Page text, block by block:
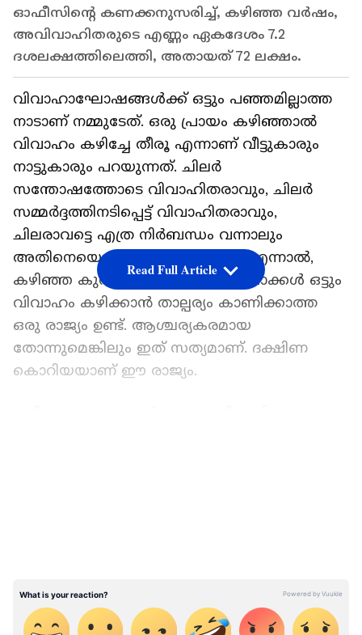
ഓഫീസിന്റെ കണക്കനുസരിച്ച്, കഴിഞ്ഞ വർഷം,
അവിവാഹിതരുടെ എണ്ണം ഏകദേശം 7.2
ദശലക്ഷത്തിലെത്തി, അതായത് 72 ലക്ഷം.
വിവാഹാഘോഷങ്ങള്‍ക്ക് ഒട്ടും പഞ്ഞമില്ലാത്ത
നാടാണ് നമ്മുടേത്. ഒരു പ്രായം കഴിഞ്ഞാല്‍
വിവാഹം കഴിച്ചേ തീരൂ എന്നാണ് വീട്ടുകാരും
നാട്ടുകാരും പറയുന്നത്. ചിലര്‍
സന്തോഷത്തോടെ വിവാഹിതരാവും, ചിലര്‍
സമ്മര്‍ദ്ദത്തിനടിപ്പെട്ട് വിവാഹിതരാവും,
ചിലരാവട്ടെ എത്ര നിര്‍ബന്ധം വന്നാലും
അതിനെയെല്ലാം അതിജീവിക്കും. എന്നാല്‍,
കഴിഞ്ഞ കുറച്ചു നാളുകളായി യുവാക്കൾ ഒട്ടും
വിവാഹം കഴിക്കാൻ താല്പര്യം കാണിക്കാത്ത
ഒരു രാജ്യം ഉണ്ട്. ആശ്ചര്യകരമായ
തോന്നുമെങ്കിലും ഇത് സത്യമാണ്. ദക്ഷിണ
കൊറിയയാണ് ഈ രാജ്യം.
വലിയ പ്രശ്‌നമായി തുടരുമ്പോൾ മറുവശത്ത്,
ദക്ഷിണ കൊറിയയിലെ യുവാക്കൾ
Read Full Article